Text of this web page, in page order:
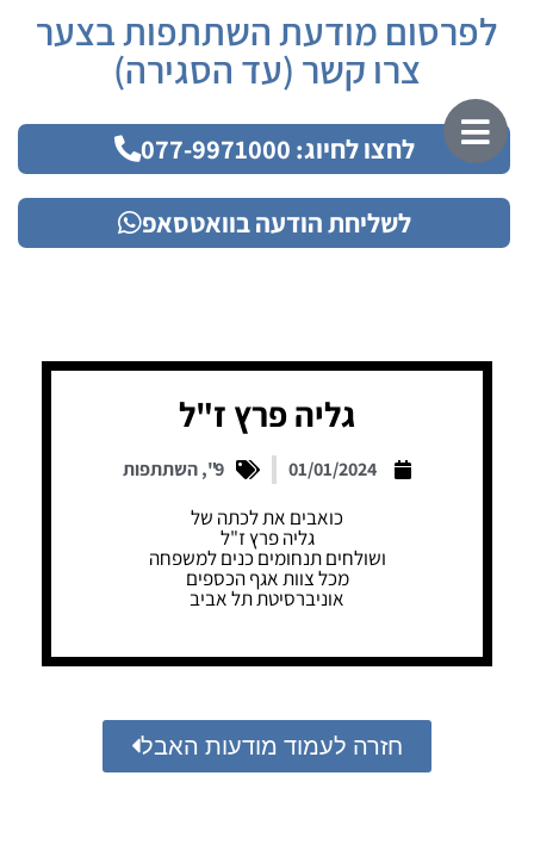
לפרסום מודעת השתתפות בצער
צרו קשר (עד הסגירה)
לחצו לחיוג: 077-9971000
לשליחת הודעה בוואטסאפ
גליה פרץ ז"ל
01/01/2024
9"
,השתתפות
כואבים את לכתה של
גליה פרץ ז"ל
ושולחים תנחומים כנים למשפחה
מכל צוות אגף הכספים
אוניברסיטת תל אביב
חזרה לעמוד מודעות האבל